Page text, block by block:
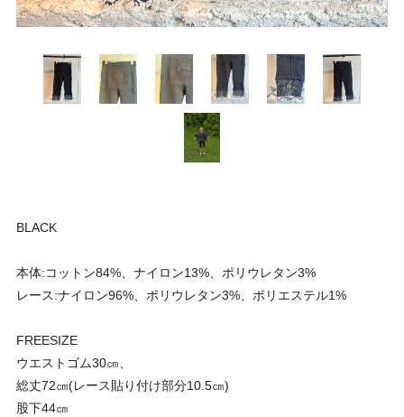
BLACK
本体:コットン84%、ナイロン13%、ポリウレタン3%
レース:ナイロン96%、ポリウレタン3%、ポリエステル1%
FREESIZE
ウエストゴム30㎝、
総丈72㎝(レース貼り付け部分10.5㎝)
股下44㎝